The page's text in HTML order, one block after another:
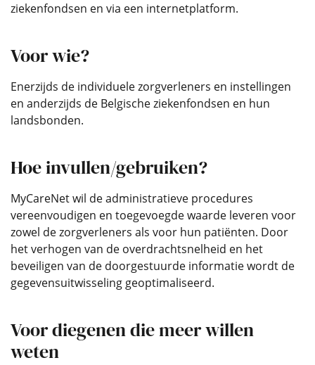
ziekenfondsen en via een internetplatform.
Voor wie?
Enerzijds de individuele zorgverleners en instellingen
en anderzijds de Belgische ziekenfondsen en hun
landsbonden.
Hoe invullen/gebruiken?
MyCareNet wil de administratieve procedures
vereenvoudigen en toegevoegde waarde leveren voor
zowel de zorgverleners als voor hun patiënten. Door
het verhogen van de overdrachtsnelheid en het
beveiligen van de doorgestuurde informatie wordt de
gegevensuitwisseling geoptimaliseerd.
Voor diegenen die meer willen
weten